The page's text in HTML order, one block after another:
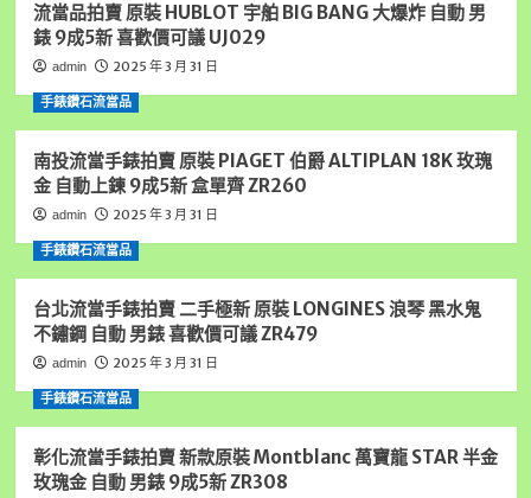
林
汽
車
錢,
雲
林
收
購
手
錶,
雲
黃
金
借
請
找
虎
尾
統
店
家
業
店
家
雲
林
收
手
錶
雲
林
房
地
借
林
汽
流當品拍賣 原裝 HUBLOT 宇舶 BIG BANG 大爆炸 自動 男
錶 9成5新 喜歡價可議 UJ029
admin 2025 年 3 月 31 日
手錶鑽石流當品
南投流當手錶拍賣 原裝 PIAGET 伯爵 ALTIPLAN 18K 玫瑰
金 自動上鍊 9成5新 盒單齊 ZR260
admin 2025 年 3 月 31 日
手錶鑽石流當品
台北流當手錶拍賣 二手極新 原裝 LONGINES 浪琴 黑水鬼
不鏽鋼 自動 男錶 喜歡價可議 ZR479
admin 2025 年 3 月 31 日
手錶鑽石流當品
彰化流當手錶拍賣 新款原裝 Montblanc 萬寶龍 STAR 半金
玫瑰金 自動 男錶 9成5新 ZR308